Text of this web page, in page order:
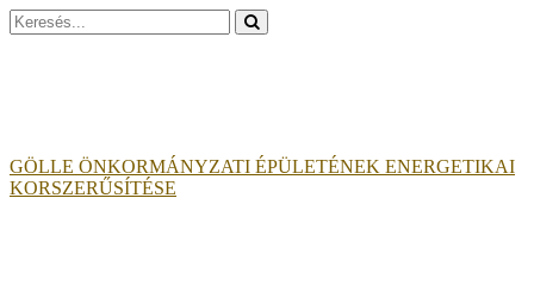
Search
for:
GÖLLE ÖNKORMÁNYZATI ÉPÜLETÉNEK ENERGETIKAI
KORSZERŰSÍTÉSE